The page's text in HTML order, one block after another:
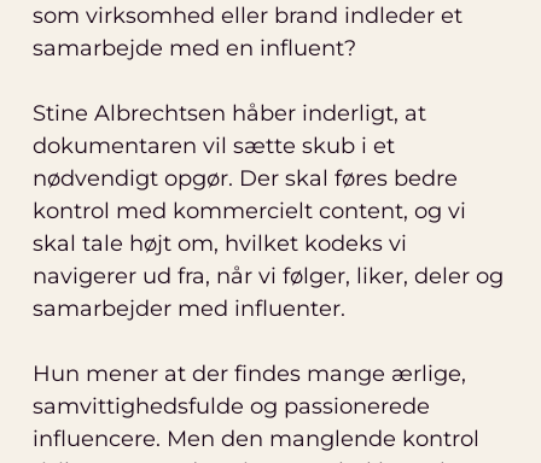
som virksomhed eller brand indleder et
samarbejde med en influent?
Stine Albrechtsen håber inderligt, at
dokumentaren vil sætte skub i et
nødvendigt opgør. Der skal føres bedre
kontrol med kommercielt content, og vi
skal tale højt om, hvilket kodeks vi
navigerer ud fra, når vi følger, liker, deler og
samarbejder med influenter.
Hun mener at der findes mange ærlige,
samvittighedsfulde og passionerede
influencere. Men den manglende kontrol